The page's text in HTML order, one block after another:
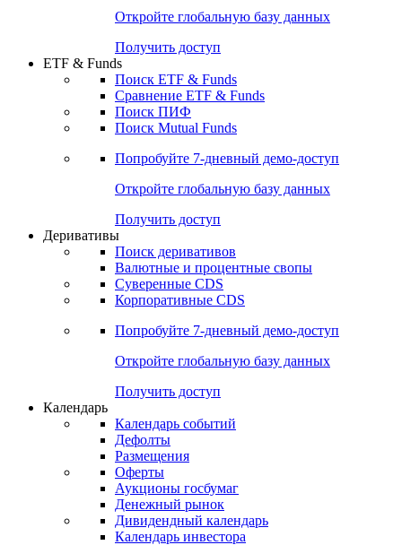
Откройте глобальную базу данных
Получить доступ
ETF & Funds
Поиск ETF & Funds
Сравнение ETF & Funds
Поиск ПИФ
Поиск Mutual Funds
Попробуйте 7-дневный демо-доступ
Откройте глобальную базу данных
Получить доступ
Деривативы
Поиск деривативов
Валютные и процентные свопы
Суверенные CDS
Корпоративные CDS
Попробуйте 7-дневный демо-доступ
Откройте глобальную базу данных
Получить доступ
Календарь
Календарь событий
Дефолты
Размещения
Оферты
Аукционы госбумаг
Денежный рынок
Дивидендный календарь
Календарь инвестора